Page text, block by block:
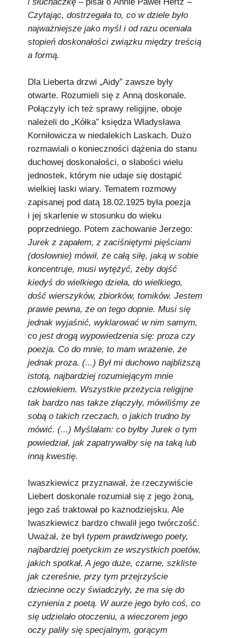
Czytając, dostrzegała to, co w dziele było
najważniejsze jako myśl i od razu oceniała
stopień doskonałości związku między treścią
a formą.
Dla Lieberta drzwi „Aidy” zawsze były
otwarte. Rozumieli się z Anną doskonale.
Połączyły ich też sprawy religijne, oboje
należeli do „Kółka” księdza Władysława
Korniłowicza w niedalekich Laskach. Dużo
rozmawiali o konieczności dążenia do stanu
duchowej doskonałości, o słabości wielu
jednostek, którym nie udaje się dostąpić
wielkiej łaski wiary. Tematem rozmowy
zapisanej pod datą 18.02.1925 była poezja
i jej skarlenie w stosunku do wieku
poprzedniego. Potem zachowanie Jerzego:
Jurek z zapałem, z zaciśniętymi pięściami
(dosłownie) mówił, że całą siłę, jaką w sobie
koncentruje, musi wytężyć, żeby dojść
kiedyś do wielkiego dzieła, do wielkiego,
dość wierszyków, zbiorków, tomików. Jestem
prawie pewna, że on tego dopnie. Musi się
jednak wyjaśnić, wyklarować w nim samym,
co jest drogą wypowiedzenia się: proza czy
poezja. Co do mnie, to mam wrażenie, że
jednak proza. (...) Był mi duchowo najbliższą
istotą, najbardziej rozumiejącym mnie
człowiekiem. Wszystkie przeżycia religijne
tak bardzo nas także złączyły, mówiliśmy ze
sobą o takich rzeczach, o jakich trudno by
mówić. (...) Myślałam: co byłby Jurek o tym
powiedział, jak zapatrywałby się na taką lub
inną kwestię.
Iwaszkiewicz przyznawał, że rzeczywiście
Liebert doskonale rozumiał się z jego żoną,
jego zaś traktował po kaznodziejsku. Ale
Iwaszkiewicz bardzo chwalił jego twórczość.
Uważał, że był typem prawdziwego poety,
najbardziej poetyckim ze wszystkich poetów,
jakich spotkał. A jego duże, czarne, szkliste
jak czereśnie, przy tym przejrzyście
dziecinne oczy świadczyły, że ma się do
czynienia z poetą. W aurze jego było coś, co
się udzielało otoczeniu, a wieczorem jego
oczy paliły się specjalnym, gorącym